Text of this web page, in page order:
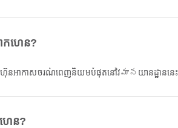
កហេន?
នអាកាសចរណ៍ពេញនិយមបំផុតនៅវిమానយានដ្ឋាននេ
េន?